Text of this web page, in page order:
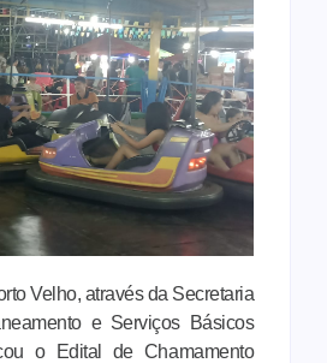
Velho, através da Secretaria
e Serviços Básicos
o Edital de Chamamento